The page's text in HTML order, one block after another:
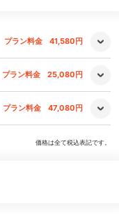
プラン料金 41,580円
プラン料金 25,080円
プラン料金 47,080円
価格は全て税込表記です。